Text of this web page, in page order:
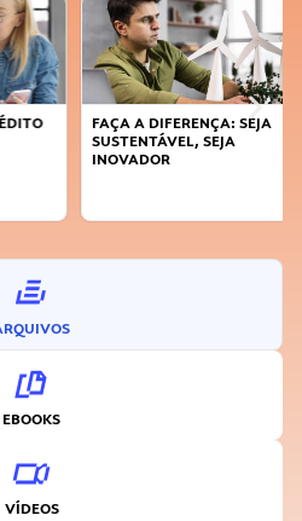
FAÇA A DIFERENÇA: SEJA
SUSTENTÁVEL, SEJA
INOVADOR
EBOOKS
VÍDEOS